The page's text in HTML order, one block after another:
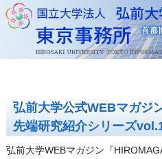
弘前大学公式WEBマガジ
先端研究紹介シリーズ
弘前大学WEBマガジン『